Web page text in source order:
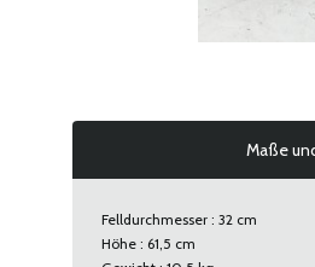
Maße
Felldurchmesser : 32 cm
Höhe : 61,5 cm